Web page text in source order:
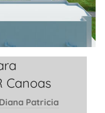
Canoas
Diana Patricia